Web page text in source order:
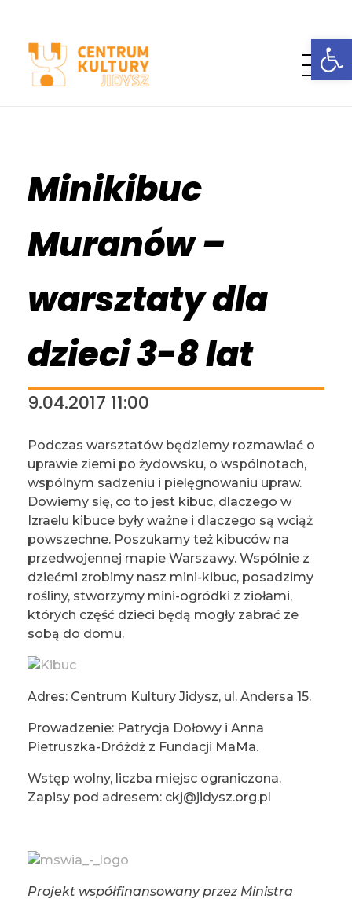
Minikibuc
Muranów –
warsztaty dla
dzieci 3-8 lat
9.04.2017 11:00
Podczas warsztatów będziemy rozmawiać o
uprawie ziemi po żydowsku, o wspólnotach,
wspólnym sadzeniu i pielęgnowaniu upraw.
Dowiemy się, co to jest kibuc, dlaczego w
Izraelu kibuce były ważne i dlaczego są wciąż
powszechne. Poszukamy też kibuców na
przedwojennej mapie Warszawy. Wspólnie z
dziećmi zrobimy nasz mini-kibuc, posadzimy
rośliny, stworzymy mini-ogródki z ziołami,
których część dzieci będą mogły zabrać ze
sobą do domu.
Adres: Centrum Kultury Jidysz, ul. Andersa 15.
Prowadzenie: Patrycja Dołowy i Anna
Pietruszka-Dróżdż z Fundacji MaMa.
Wstęp wolny, liczba miejsc ograniczona.
Zapisy pod adresem: ckj@jidysz.org.pl
Projekt współfinansowany przez Ministra